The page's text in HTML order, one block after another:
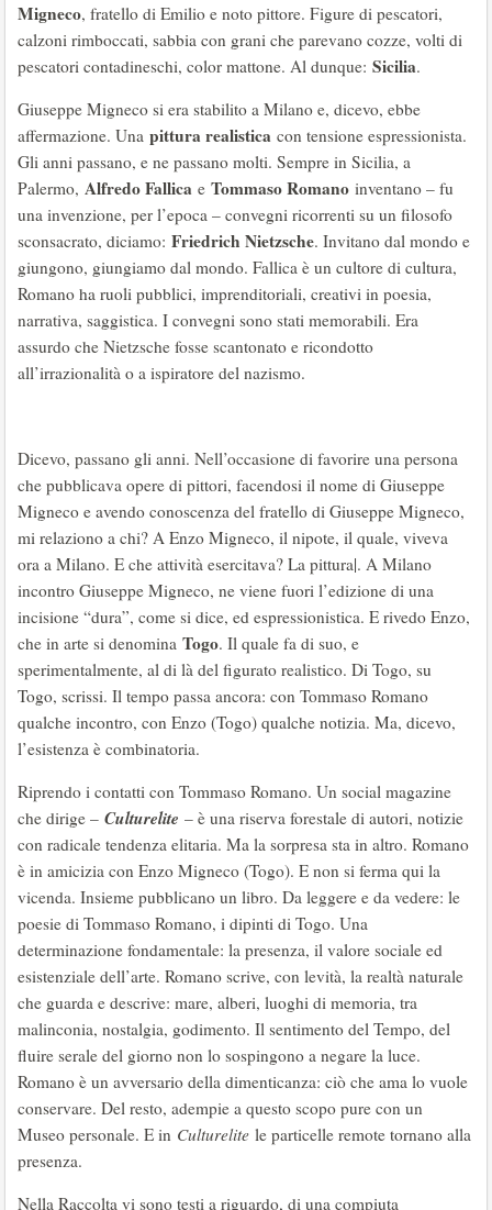
Migneco, fratello di Emilio e noto pittore. Figure di pescatori,
calzoni rimboccati, sabbia con grani che parevano cozze, volti di
pescatori contadineschi, color mattone. Al dunque: Sicilia.
Giuseppe Migneco si era stabilito a Milano e, dicevo, ebbe
affermazione. Una pittura realistica con tensione espressionista.
Gli anni passano, e ne passano molti. Sempre in Sicilia, a
Palermo, Alfredo Fallica e Tommaso Romano inventano – fu
una invenzione, per l’epoca – convegni ricorrenti su un filosofo
sconsacrato, diciamo: Friedrich Nietzsche. Invitano dal mondo e
giungono, giungiamo dal mondo. Fallica è un cultore di cultura,
Romano ha ruoli pubblici, imprenditoriali, creativi in poesia,
narrativa, saggistica. I convegni sono stati memorabili. Era
assurdo che Nietzsche fosse scantonato e ricondotto
all’irrazionalità o a ispiratore del nazismo.
Dicevo, passano gli anni. Nell’occasione di favorire una persona
che pubblicava opere di pittori, facendosi il nome di Giuseppe
Migneco e avendo conoscenza del fratello di Giuseppe Migneco,
mi relaziono a chi? A Enzo Migneco, il nipote, il quale, viveva
ora a Milano. E che attività esercitava? La pittura|. A Milano
incontro Giuseppe Migneco, ne viene fuori l’edizione di una
incisione “dura”, come si dice, ed espressionistica. E rivedo Enzo,
che in arte si denomina Togo. Il quale fa di suo, e
sperimentalmente, al di là del figurato realistico. Di Togo, su
Togo, scrissi. Il tempo passa ancora: con Tommaso Romano
qualche incontro, con Enzo (Togo) qualche notizia. Ma, dicevo,
l’esistenza è combinatoria.
Riprendo i contatti con Tommaso Romano. Un social magazine
che dirige – Culturelite – è una riserva forestale di autori, notizie
con radicale tendenza elitaria. Ma la sorpresa sta in altro. Romano
è in amicizia con Enzo Migneco (Togo). E non si ferma qui la
vicenda. Insieme pubblicano un libro. Da leggere e da vedere: le
poesie di Tommaso Romano, i dipinti di Togo. Una
determinazione fondamentale: la presenza, il valore sociale ed
esistenziale dell’arte. Romano scrive, con levità, la realtà naturale
che guarda e descrive: mare, alberi, luoghi di memoria, tra
malinconia, nostalgia, godimento. Il sentimento del Tempo, del
fluire serale del giorno non lo sospingono a negare la luce.
Romano è un avversario della dimenticanza: ciò che ama lo vuole
conservare. Del resto, adempie a questo scopo pure con un
Museo personale. E in Culturelite le particelle remote tornano alla
presenza.
Nella Raccolta vi sono testi a riguardo, di una compiuta